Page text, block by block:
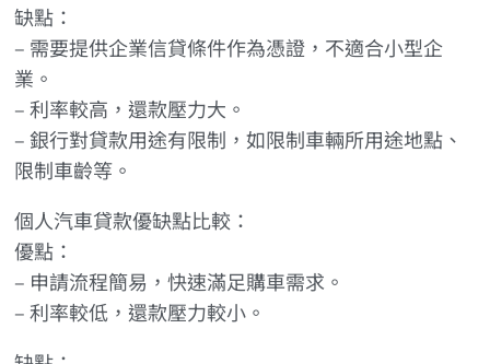
缺點：
– 需要提供企業信貸條件作為憑證，不適合小型企
業。
– 利率較高，還款壓力大。
– 銀行對貸款用途有限制，如限制車輛所用途地點、
限制車齡等。
個人汽車貸款優缺點比較：
優點：
– 申請流程簡易，快速滿足購車需求。
– 利率較低，還款壓力較小。